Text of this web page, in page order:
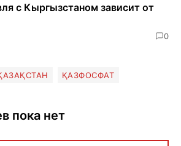
с Кыргызстаном зависит от
0
ҚАЗФОСФАТ
пока нет